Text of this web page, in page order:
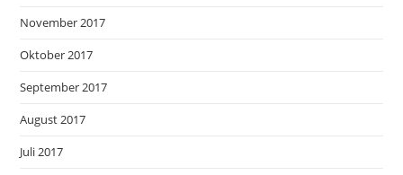
November 2017
Oktober 2017
September 2017
August 2017
Juli 2017